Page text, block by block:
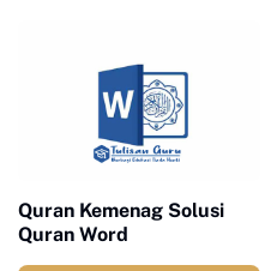
Quran Kemenag Solusi
Quran Word